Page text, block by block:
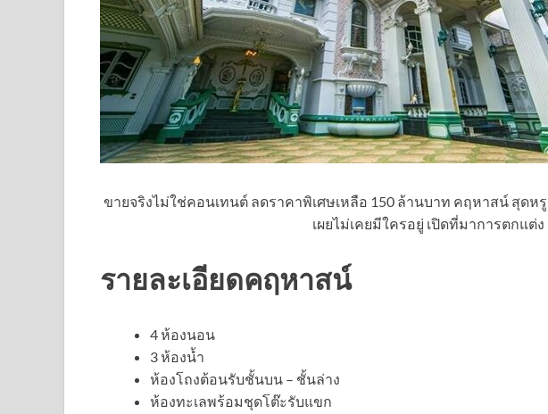
ขายจริงไม่ใช่คอนเทนต์ ลดราคาพิเศษเหลือ 150 ล้านบาท คฤหาสน์ สุดหรู
เผยไม่เคยมีใครอยู่ เปิดที่มาการตกแต่ง
รายละเอียดคฤหาสน์
4 ห้องนอน
3 ห้องน้ำ
ห้องโถงต้อนรับชั้นบน – ชั้นล่าง
ห้องทะเลพร้อมชุดโต๊ะรับแขก